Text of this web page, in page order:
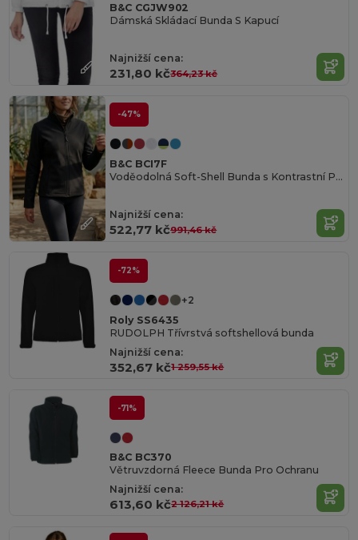
B&C CGJW902
Dámská Skládací Bunda S Kapucí
Najnižší cena:
231,80 kč364,23 kč
-47%
B&C BCI7F
Voděodolná Soft-Shell Bunda s Kontrastní Podšívkou
Najnižší cena:
522,77 kč991,46 kč
-72%
+2
Roly SS6435
RUDOLPH Třívrstvá softshellová bunda
Najnižší cena:
352,67 kč1 259,55 kč
-71%
B&C BC370
Větruvzdorná Fleece Bunda Pro Ochranu
Najnižší cena:
613,60 kč2 126,21 kč